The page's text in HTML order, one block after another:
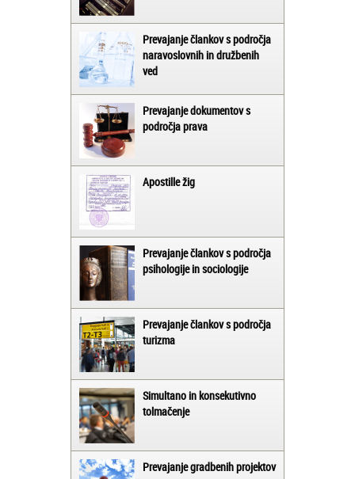
Prevajanje člankov s področja
naravoslovnih in družbenih
ved
Prevajanje dokumentov s
področja prava
Apostille žig
Prevajanje člankov s področja
psihologije in sociologije
Prevajanje člankov s področja
turizma
Simultano in konsekutivno
tolmačenje
Prevajanje gradbenih projektov